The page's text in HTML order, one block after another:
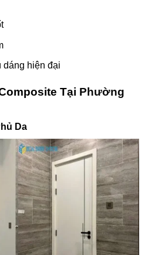
dáng hiện đại
Tại Phường
Da